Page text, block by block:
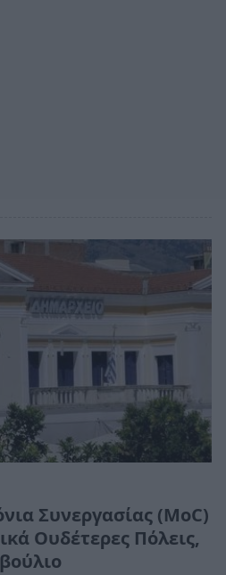
Συνεργασίας (MoC)
Ουδέτερες Πόλεις,